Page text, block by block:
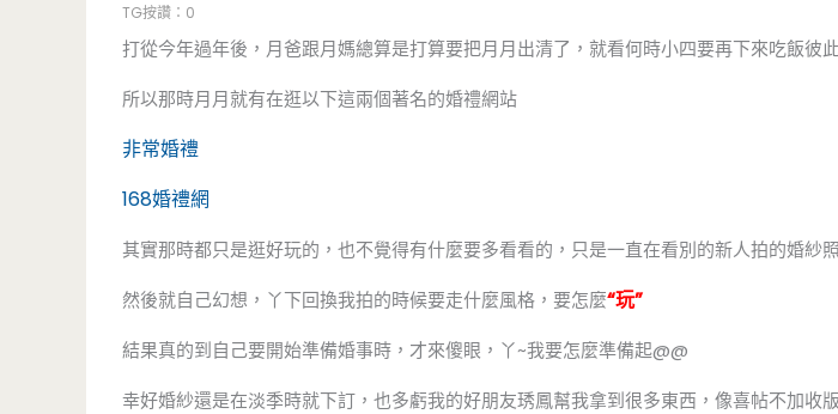
TG按讚：0
打從今年過年後，月爸跟月媽總算是打算要把月月出清了，就看何時小四要再下來吃飯彼
所以那時月月就有在逛以下這兩個著名的婚禮網站
非常婚禮
168婚禮網
其實那時都只是逛好玩的，也不覺得有什麼要多看看的，只是一直在看別的新人拍的婚紗照
然後就自己幻想，丫下回換我拍的時候要走什麼風格，要怎麼“玩”
結果真的到自己要開始準備婚事時，才來傻眼，丫~我要怎麼準備起@@
幸好婚紗還是在淡季時就下訂，也多虧我的好朋友琇鳳幫我拿到很多東西，像喜帖不加收